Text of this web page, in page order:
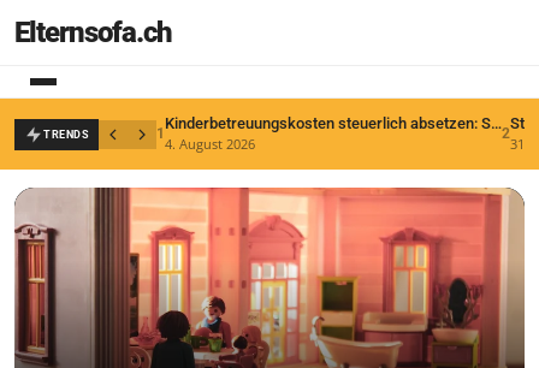
Elternsofa.ch
TRENDS 1
Kinderbetreuungskosten steuerlich absetzen: So klappt’s mit dem Finanzamt
4. August 2026
2
31.